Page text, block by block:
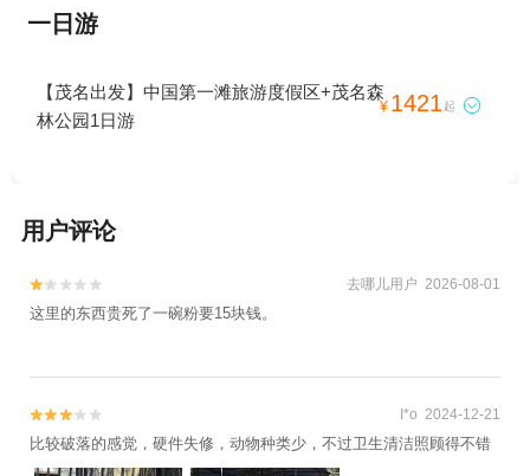
一日游
【茂名出发】中国第一滩旅游度假区+茂名森
林公园1日游
¥ 1421 起 
用户评论

 去哪儿用户 2026-08-01
这里的东西贵死了一碗粉要15块钱。

 I*o 2024-12-21
比较破落的感觉，硬件失修，动物种类少，不过卫生清洁照顾得不错